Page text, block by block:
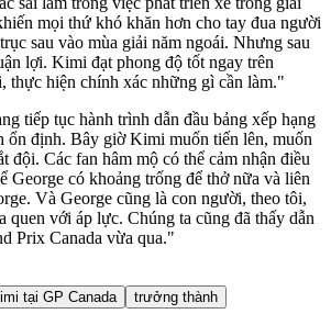
mọi thứ khó khăn hơn cho tay đua người
sau vào mùa giải năm ngoái. Nhưng sau
lợi. Kimi đạt phong độ tốt ngay trên
thực hiện chính xác những gì cần làm."
tiếp tục hành trình dẫn đầu bảng xếp hạng
ổn định. Bây giờ Kimi muốn tiến lên, muốn
đội. Các fan hâm mộ có thể cảm nhận điều
George có khoảng trống để thở nữa và liên
Và George cũng là con người, theo tôi,
quen với áp lực. Chúng ta cũng đã thấy dẫn
Prix Canada vừa qua."
tại GP Canada trưởng thành